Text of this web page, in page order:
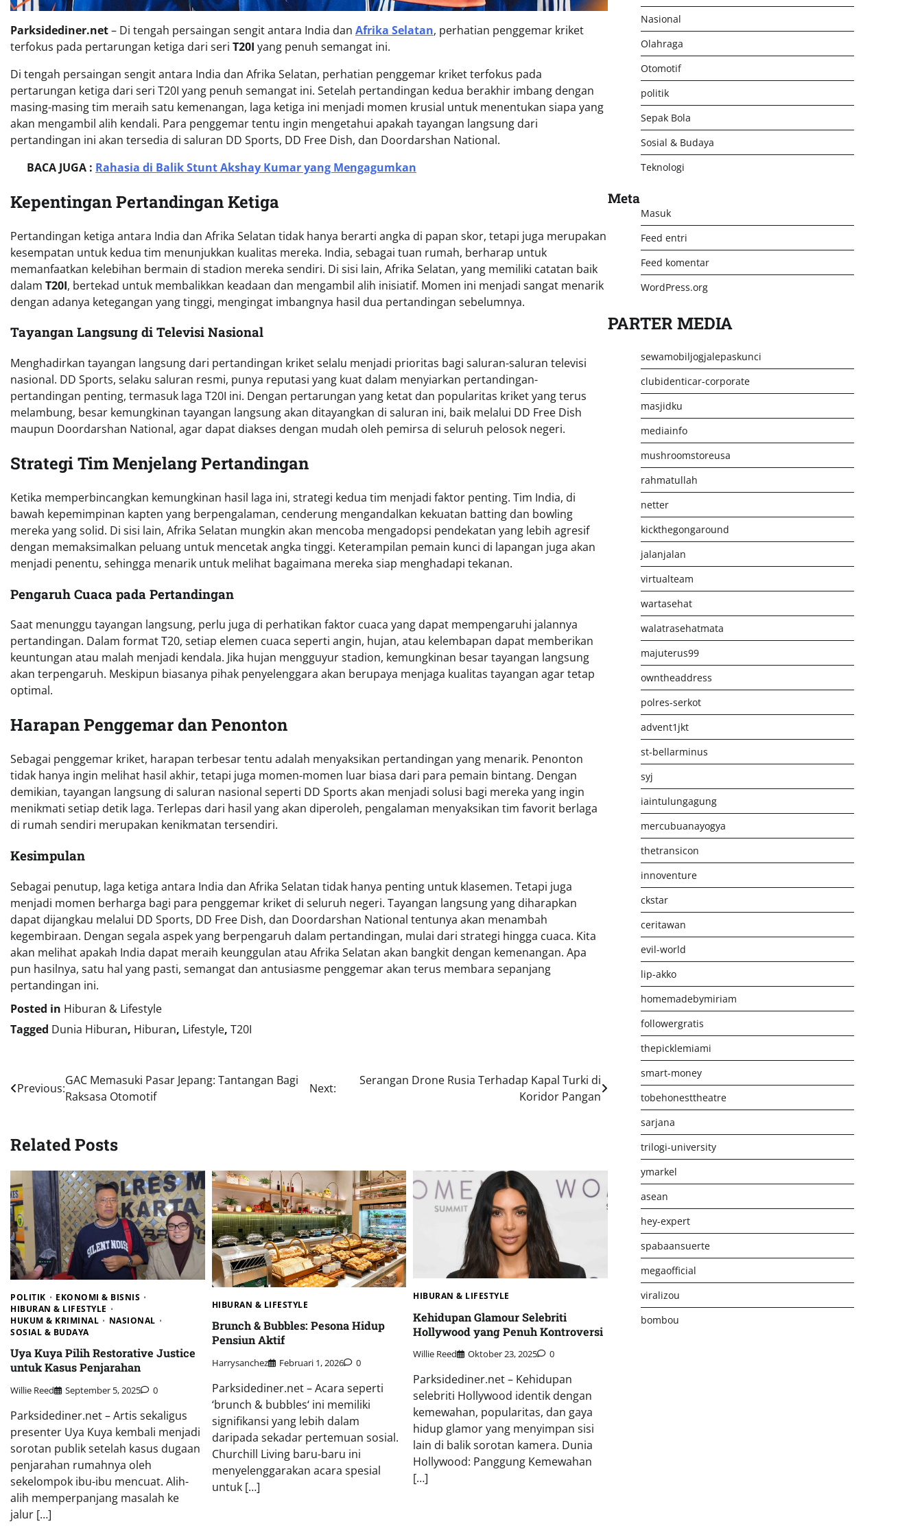
Parksidediner.net– Di tengah persaingan sengit antara India dan Afrika Selatan, perhatian penggemar kriket
terfokus pada pertarungan ketiga dari seri T20I yang penuh semangat ini.
Di tengah persaingan sengit antara India dan Afrika Selatan, perhatian penggemar kriket terfokus pada
pertarungan ketiga dari seri T20I yang penuh semangat ini. Setelah pertandingan kedua berakhir imbang dengan
masing-masing tim meraih satu kemenangan, laga ketiga ini menjadi momen krusial untuk menentukan siapa yang
akan mengambil alih kendali. Para penggemar tentu ingin mengetahui apakah tayangan langsung dari
pertandingan ini akan tersedia di saluran DD Sports, DD Free Dish, dan Doordarshan National.
BACA JUGA : Rahasia di Balik Stunt Akshay Kumar yang Mengagumkan
Kepentingan Pertandingan Ketiga
Pertandingan ketiga antara India dan Afrika Selatan tidak hanya berarti angka di papan skor, tetapi juga merupakan
kesempatan untuk kedua tim menunjukkan kualitas mereka. India, sebagai tuan rumah, berharap untuk
memanfaatkan kelebihan bermain di stadion mereka sendiri. Di sisi lain, Afrika Selatan, yang memiliki catatan baik
dalam T20I, bertekad untuk membalikkan keadaan dan mengambil alih inisiatif. Momen ini menjadi sangat menarik
dengan adanya ketegangan yang tinggi, mengingat imbangnya hasil dua pertandingan sebelumnya.
Tayangan Langsung di Televisi Nasional
Menghadirkan tayangan langsung dari pertandingan kriket selalu menjadi prioritas bagi saluran-saluran televisi
nasional. DD Sports, selaku saluran resmi, punya reputasi yang kuat dalam menyiarkan pertandingan-
pertandingan penting, termasuk laga T20I ini. Dengan pertarungan yang ketat dan popularitas kriket yang terus
melambung, besar kemungkinan tayangan langsung akan ditayangkan di saluran ini, baik melalui DD Free Dish
maupun Doordarshan National, agar dapat diakses dengan mudah oleh pemirsa di seluruh pelosok negeri.
Strategi Tim Menjelang Pertandingan
Ketika memperbincangkan kemungkinan hasil laga ini, strategi kedua tim menjadi faktor penting. Tim India, di
bawah kepemimpinan kapten yang berpengalaman, cenderung mengandalkan kekuatan batting dan bowling
mereka yang solid. Di sisi lain, Afrika Selatan mungkin akan mencoba mengadopsi pendekatan yang lebih agresif
dengan memaksimalkan peluang untuk mencetak angka tinggi. Keterampilan pemain kunci di lapangan juga akan
menjadi penentu, sehingga menarik untuk melihat bagaimana mereka siap menghadapi tekanan.
Pengaruh Cuaca pada Pertandingan
Saat menunggu tayangan langsung, perlu juga di perhatikan faktor cuaca yang dapat mempengaruhi jalannya
pertandingan. Dalam format T20, setiap elemen cuaca seperti angin, hujan, atau kelembapan dapat memberikan
keuntungan atau malah menjadi kendala. Jika hujan mengguyur stadion, kemungkinan besar tayangan langsung
akan terpengaruh. Meskipun biasanya pihak penyelenggara akan berupaya menjaga kualitas tayangan agar tetap
optimal.
Harapan Penggemar dan Penonton
Sebagai penggemar kriket, harapan terbesar tentu adalah menyaksikan pertandingan yang menarik. Penonton
tidak hanya ingin melihat hasil akhir, tetapi juga momen-momen luar biasa dari para pemain bintang. Dengan
demikian, tayangan langsung di saluran nasional seperti DD Sports akan menjadi solusi bagi mereka yang ingin
menikmati setiap detik laga. Terlepas dari hasil yang akan diperoleh, pengalaman menyaksikan tim favorit berlaga
di rumah sendiri merupakan kenikmatan tersendiri.
Kesimpulan
Sebagai penutup, laga ketiga antara India dan Afrika Selatan tidak hanya penting untuk klasemen. Tetapi juga
menjadi momen berharga bagi para penggemar kriket di seluruh negeri. Tayangan langsung yang diharapkan
dapat dijangkau melalui DD Sports, DD Free Dish, dan Doordarshan National tentunya akan menambah
kegembiraan. Dengan segala aspek yang berpengaruh dalam pertandingan, mulai dari strategi hingga cuaca. Kita
akan melihat apakah India dapat meraih keunggulan atau Afrika Selatan akan bangkit dengan kemenangan. Apa
pun hasilnya, satu hal yang pasti, semangat dan antusiasme penggemar akan terus membara sepanjang
pertandingan ini.
Posted in Hiburan & Lifestyle
Tagged Dunia Hiburan, Hiburan, Lifestyle, T20I
Navigasi
Previous:
GAC Memasuki Pasar Jepang: Tantangan Bagi
Raksasa Otomotif
Next:
Serangan Drone Rusia Terhadap Kapal Turki di
Koridor Pangan
Related Posts
POLITIK
EKONOMI & BISNIS
HIBURAN & LIFESTYLE
HUKUM & KRIMINAL
NASIONAL
SOSIAL & BUDAYA
Uya Kuya Pilih Restorative Justice
untuk Kasus Penjarahan
Willie Reed September 5, 2025 0
Parksidediner.net – Artis sekaligus
presenter Uya Kuya kembali menjadi
sorotan publik setelah kasus dugaan
penjarahan rumahnya oleh
sekelompok ibu-ibu mencuat. Alih-
alih memperpanjang masalah ke
jalur […]
HIBURAN & LIFESTYLE
Brunch & Bubbles: Pesona Hidup
Pensiun Aktif
Harrysanchez Februari 1, 2026 0
Parksidediner.net – Acara seperti
‘brunch & bubbles‘ ini memiliki
signifikansi yang lebih dalam
daripada sekadar pertemuan sosial.
Churchill Living baru-baru ini
menyelenggarakan acara spesial
untuk […]
HIBURAN & LIFESTYLE
Kehidupan Glamour Selebriti
Hollywood yang Penuh Kontroversi
Willie Reed Oktober 23, 2025 0
Parksidediner.net – Kehidupan
selebriti Hollywood identik dengan
kemewahan, popularitas, dan gaya
hidup glamor yang menyimpan sisi
lain di balik sorotan kamera. Dunia
Hollywood: Panggung Kemewahan
[…]
Nasional
Olahraga
Otomotif
politik
Sepak Bola
Sosial & Budaya
Teknologi
Meta
Masuk
Feed entri
Feed komentar
WordPress.org
PARTER MEDIA
sewamobiljogjalepaskunci
clubidenticar-corporate
masjidku
mediainfo
mushroomstoreusa
rahmatullah
netter
kickthegongaround
jalanjalan
virtualteam
wartasehat
walatrasehatmata
majuterus99
owntheaddress
polres-serkot
advent1jkt
st-bellarminus
syj
iaintulungagung
mercubuanayogya
thetransicon
innoventure
ckstar
ceritawan
evil-world
lip-akko
homemadebymiriam
followergratis
thepicklemiami
smart-money
tobehonesttheatre
sarjana
trilogi-university
ymarkel
asean
hey-expert
spabaansuerte
megaofficial
viralizou
bombou